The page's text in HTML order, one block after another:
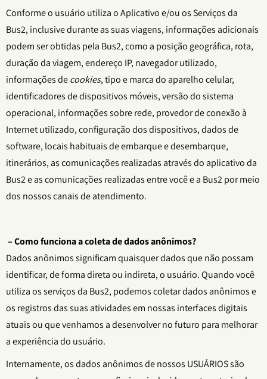
Conforme o usuário utiliza o Aplicativo e/ou os Serviços da
Bus2, inclusive durante as suas viagens, informações adicionais
podem ser obtidas pela Bus2, como a posição geográfica, rota,
duração da viagem, endereço IP, navegador utilizado,
informações decookies, tipo e marca do aparelho celular,
identificadores de dispositivos móveis, versão do sistema
operacional, informações sobre rede, provedor de conexão à
Internet utilizado, configuração dos dispositivos, dados de
software, locais habituais de embarque e desembarque,
itinerários, as comunicações realizadas através do aplicativo da
Bus2 e as comunicações realizadas entre você e a Bus2 por meio
dos nossos canais de atendimento.
– Como funciona a coleta de dados anônimos?
Dados anônimos significam quaisquer dados que não possam
identificar, de forma direta ou indireta, o usuário. Quando você
utiliza os serviços da Bus2, podemos coletar dados anônimos e
os registros das suas atividades em nossas interfaces digitais
atuais ou que venhamos a desenvolver no futuro para melhorar
a experiência do usuário.
Internamente, os dados anônimos de nossos USUÁRIOS são